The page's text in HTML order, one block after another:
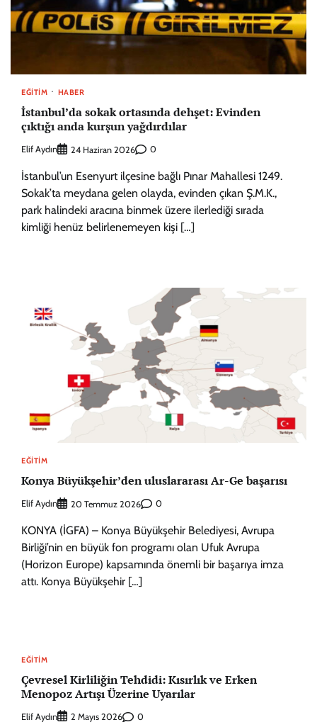
EĞITIM HABER
İstanbul’da sokak ortasında dehşet: Evinden
çıktığı anda kurşun yağdırdılar
Elif Aydın 24 Haziran 2026 0
İstanbul’un Esenyurt ilçesine bağlı Pınar Mahallesi 1249.
Sokak’ta meydana gelen olayda, evinden çıkan Ş.M.K.,
park halindeki aracına binmek üzere ilerlediği sırada
kimliği henüz belirlenemeyen kişi […]
EĞITIM
Konya Büyükşehir’den uluslararası Ar-Ge başarısı
Elif Aydın 20 Temmuz 2026 0
KONYA (İGFA) – Konya Büyükşehir Belediyesi, Avrupa
Birliği’nin en büyük fon programı olan Ufuk Avrupa
(Horizon Europe) kapsamında önemli bir başarıya imza
attı. Konya Büyükşehir […]
EĞITIM
Çevresel Kirliliğin Tehdidi: Kısırlık ve Erken
Menopoz Artışı Üzerine Uyarılar
Elif Aydın 2 Mayıs 2026 0